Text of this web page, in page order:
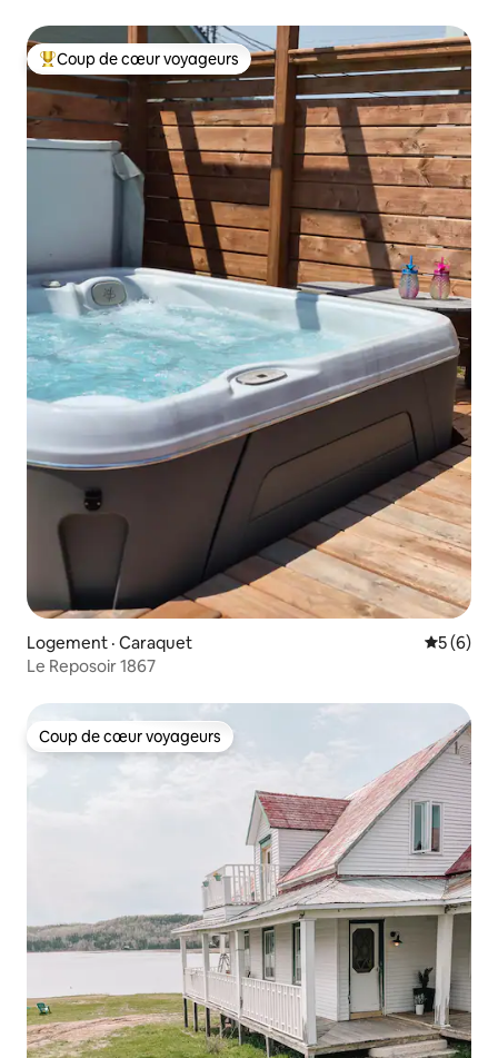
Coup de cœur voyageurs parmi les plus aimés
Coup de cœur voyageurs
Logement · Caraquet Note
5 (6)
Le Reposoir 1867
Coup de cœur voyageurs
Coup de cœur voyageurs